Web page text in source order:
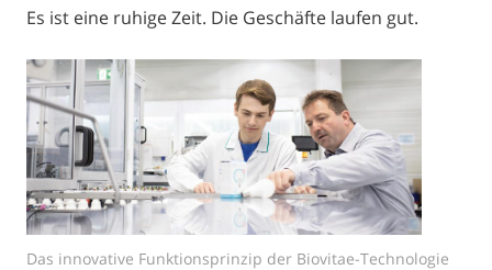
Es ist eine ruhige Zeit. Die Geschäfte laufen gut.
Das innovative Funktionsprinzip der Biovitae-Technologie